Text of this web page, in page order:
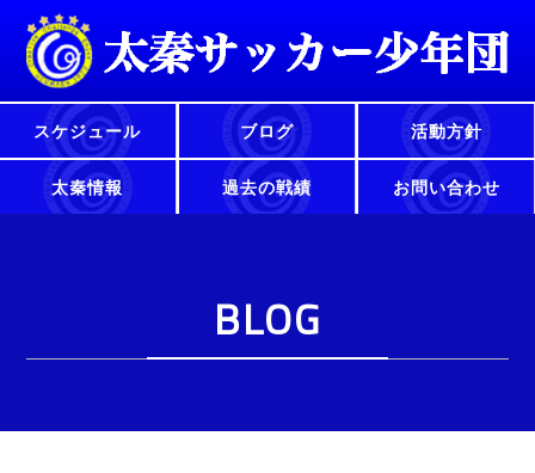
スケジュール ブログ 活動方針
太秦情報 過去の戦績 お問い合わせ
BLOG